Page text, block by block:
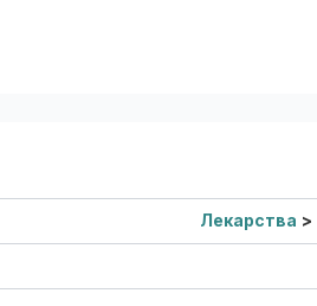
Лекарства >